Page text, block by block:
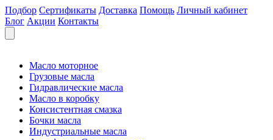
Подбор Сертификаты Доставка Помощь Личный кабинет
Блог Акции Контакты
Масло моторное
Грузовые масла
Гидравлические масла
Масло в коробку
Консистентная смазка
Бочки масла
Индустриальные масла